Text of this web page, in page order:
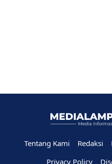
Tentang Kami Redaksi
Privacy Policy